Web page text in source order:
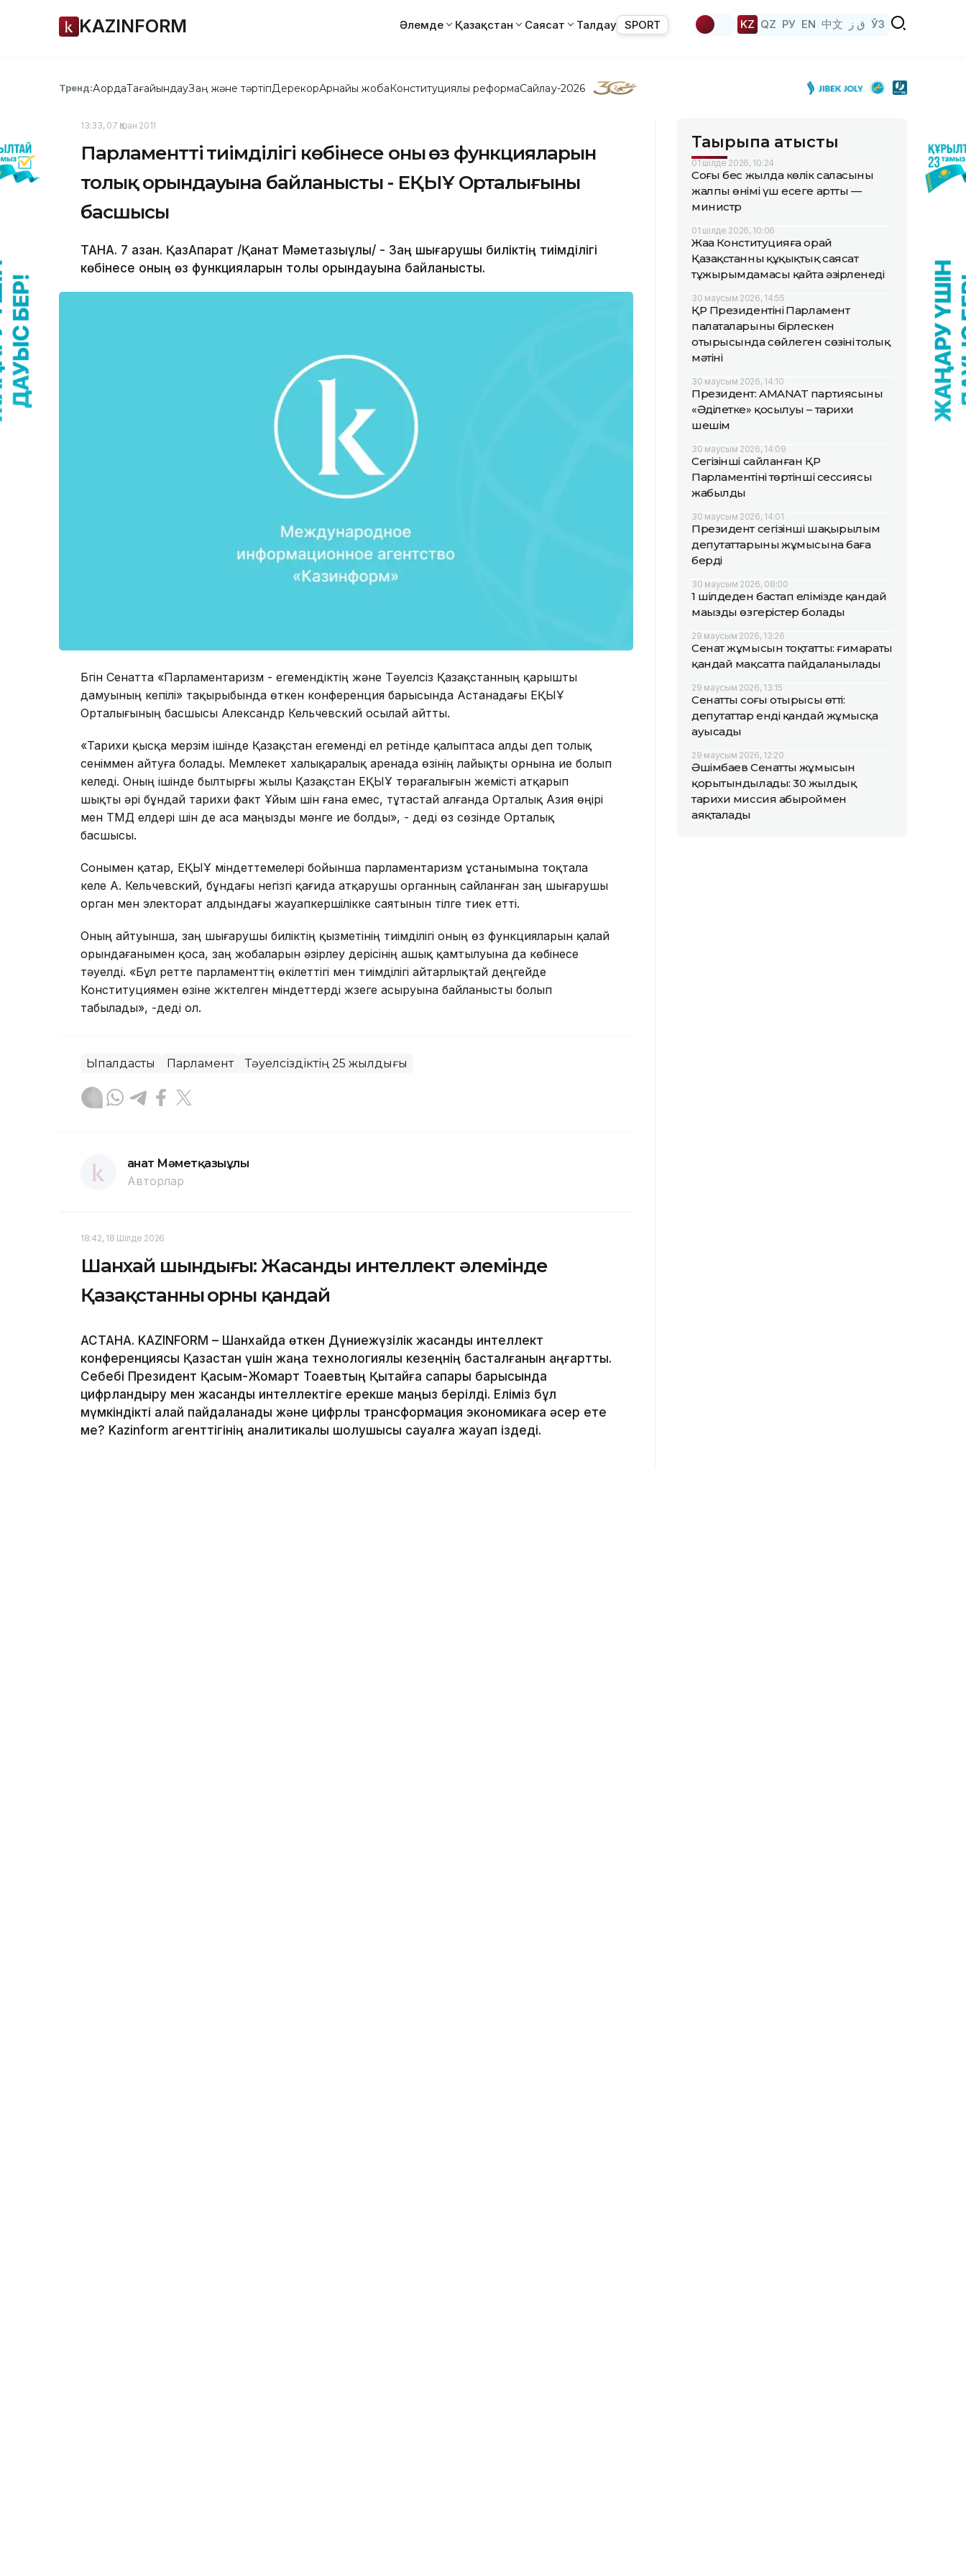
KAZINFORM Әлемде Қазақстан Саясат Талдау SPORT KZ QZ РУ EN 中文 ق ز ЎЗ
Тренд:АқордаТағайындауЗаң және тәртіпДерекқорАрнайы жобаКонституциялық реформаСайлау-2026
13:33, 07 Қазан 2011
Парламенттің тиімділігі көбінесе оның өз функцияларын
толық орындауына байланысты - ЕҚЫҰ Орталығының
басшысы
ТАНА. 7 қазан. ҚазАқпарат /Қанат Мәметқазыұлы/ - Заң шығарушы биліктің тиімділігі
көбінесе оның өз функцияларын толық орындауына байланысты.
Бүгін Сенатта «Парламентаризм - егемендіктің және Тәуелсіз Қазақстанның қарышты
дамуының кепілі» тақырыбында өткен конференция барысында Астанадағы ЕҚЫҰ
Орталығының басшысы Александр Кельчевский осылай айтты.
«Тарихи қысқа мерзім ішінде Қазақстан егеменді ел ретінде қалыптаса алды деп толық
сеніммен айтуға болады. Мемлекет халықаралық аренада өзінің лайықты орнына ие болып
келеді. Оның ішінде былтырғы жылы Қазақстан ЕҚЫҰ төрағалығын жемісті атқарып
шықты әрі бұндай тарихи факт Ұйым үшін ғана емес, тұтастай алғанда Орталық Азия өңірі
мен ТМД елдері үшін де аса маңызды мәнге ие болды», - деді өз сөзінде Орталық
басшысы.
Сонымен қатар, ЕҚЫҰ міндеттемелері бойынша парламентаризм ұстанымына тоқтала
келе А. Кельчевский, бұндағы негізгі қағида атқарушы органның сайланған заң шығарушы
орган мен электорат алдындағы жауапкершілікке саятынын тілге тиек етті.
Оның айтуынша, заң шығарушы биліктің қызметінің тиімділігі оның өз функцияларын қалай
орындағанымен қоса, заң жобаларын әзірлеу үдерісінің ашық қамтылуына да көбінесе
тәуелді. «Бұл ретте парламенттің өкілеттігі мен тиімділігі айтарлықтай деңгейде
Конституциямен өзіне жүктелген міндеттерді жүзеге асыруына байланысты болып
табылады», -деді ол.
Ықпалдастық Парламент Тәуелсіздіктің 25 жылдығы
Қанат Мәметқазыұлы
Авторлар
18:42, 18 Шілде 2026
Шанхай шындығы: Жасанды интеллект әлемінде
Қазақстанның орны қандай
АСТАНА. KAZINFORM – Шанхайда өткен Дүниежүзілік жасанды интеллект
конференциясы Қазақстан үшін жаңа технологиялық кезеңнің басталғанын аңғартты.
Себебі Президент Қасым-Жомарт Тоқаевтың Қытайға сапары барысында
цифрландыру мен жасанды интеллектіге ерекше маңыз берілді. Еліміз бұл
мүмкіндікті қалай пайдаланады және цифрлық трансформация экономикаға әсер ете
ме? Kazinform агенттігінің аналитикалық шолушысы сауалға жауап іздеді.
Тақырыпқа қатысты
01 шілде 2026, 10:24
Соңғы бес жылда көлік саласының
жалпы өнімі үш есеге артты —
министр
01 шілде 2026, 10:06
Жаңа Конституцияға орай
Қазақстанның құқықтық саясат
тұжырымдамасы қайта әзірленеді
30 маусым 2026, 14:55
ҚР Президентінің Парламент
палаталарының бірлескен
отырысында сөйлеген сөзінің толық
мәтіні
30 маусым 2026, 14:10
Президент: AMANAT партиясының
«Әділетке» қосылуы – тарихи
шешім
30 маусым 2026, 14:09
Сегізінші сайланған ҚР
Парламентінің төртінші сессиясы
жабылды
30 маусым 2026, 14:01
Президент сегізінші шақырылым
депутаттарының жұмысына баға
берді
30 маусым 2026, 08:00
1 шілдеден бастап елімізде қандай
маңызды өзгерістер болады
29 маусым 2026, 13:26
Сенат жұмысын тоқтатты: ғимараты
қандай мақсатта пайдаланылады
29 маусым 2026, 13:15
Сенаттың соңғы отырысы өтті:
депутаттар енді қандай жұмысқа
ауысады
29 маусым 2026, 12:20
Әшімбаев Сенаттың жұмысын
қорытындылады: 30 жылдық
тарихи миссия абыроймен
аяқталады